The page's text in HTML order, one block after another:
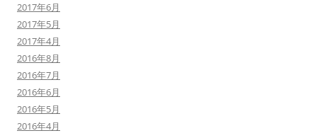
2017年6月
2017年5月
2017年4月
2016年8月
2016年7月
2016年6月
2016年5月
2016年4月